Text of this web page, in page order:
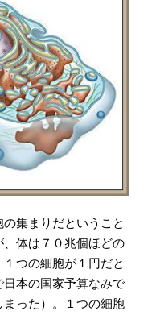
集まりだということ
体は７０兆個ほどの
つの細胞が１円だと
本の国家予算なみで
った）。１つの細胞